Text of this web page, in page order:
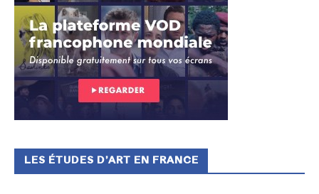
LES ÉTUDES D’ART EN FRANCE